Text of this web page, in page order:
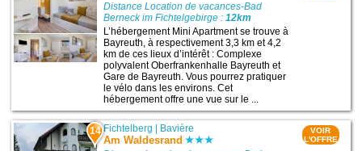
Distance Location de vacances-Bad
Berneck im Fichtelgebirge :12km
L’hébergement Mini Apartment se trouve à
Bayreuth, à respectivement 3,3 km et 4,2
km de ces lieux d’intérêt : Complexe
polyvalent Oberfrankenhalle Bayreuth et
Gare de Bayreuth. Vous pourrez pratiquer
le vélo dans les environs. Cet
hébergement offre une vue sur le ...
14 Fichtelberg Bavière
Am Waldesrand
VOIR
L'OFFRE